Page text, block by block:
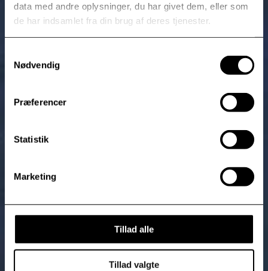
data med andre oplysninger, du har givet dem, eller som
de har indsamlet fra din brug af deres tjenester.
Nødvendig
Præferencer
Statistik
Marketing
Tillad alle
Tillad valgte